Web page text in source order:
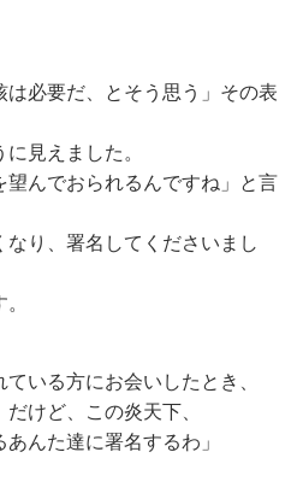
必要だ、とそう思う」その表
見えました。
んでおられるんですね」と言
り、署名してくださいまし
いる方にお会いしたとき、
けど、この炎天下、
んた達に署名するわ」